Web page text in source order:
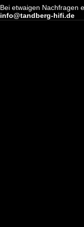
Bei etwaigen Nachfragen
info@tandberg-hifi.de